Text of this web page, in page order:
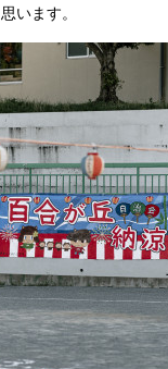
います。